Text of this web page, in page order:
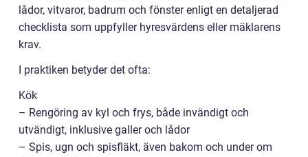
lådor, vitvaror, badrum och fönster enligt en detaljerad
checklista som uppfyller hyresvärdens eller mäklarens
krav.
I praktiken betyder det ofta:
Kök
– Rengöring av kyl och frys, både invändigt och
utvändigt, inklusive galler och lådor
– Spis, ugn och spisfläkt, även bakom och under om